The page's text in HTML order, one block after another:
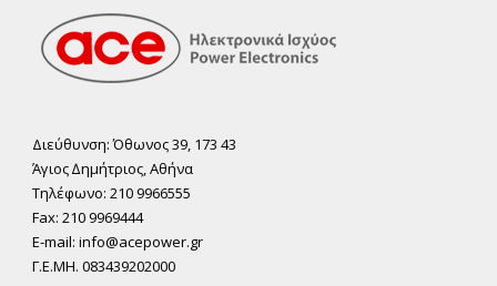
Διεύθυνση: Όθωνος 39, 173 43
Άγιος ∆ηµήτριος, Αθήνα
Τηλέφωνο: 210 9966555
Fax: 210 9969444
E-mail: info@acepower.gr
Γ.Ε.ΜΗ. 083439202000